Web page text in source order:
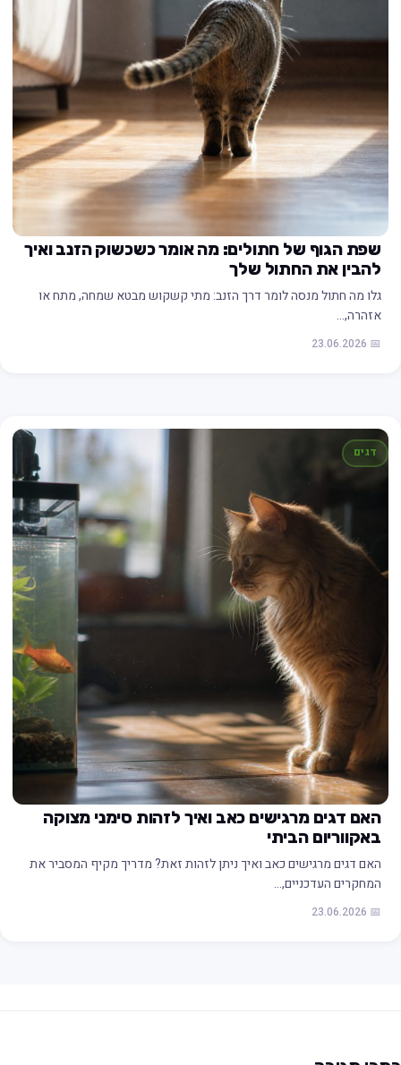
שפת הגוף של חתולים: מה אומר כשכשוק הזנב ואיך
להבין את החתול שלך
גלו מה חתול מנסה לומר דרך הזנב: מתי קשקוש מבטא שמחה, מתח או
אזהרה,…
📅 23.06.2026
דגים
האם דגים מרגישים כאב ואיך לזהות סימני מצוקה
באקווריום הביתי
האם דגים מרגישים כאב ואיך ניתן לזהות זאת? מדריך מקיף המסביר את
המחקרים העדכניים,…
📅 23.06.2026